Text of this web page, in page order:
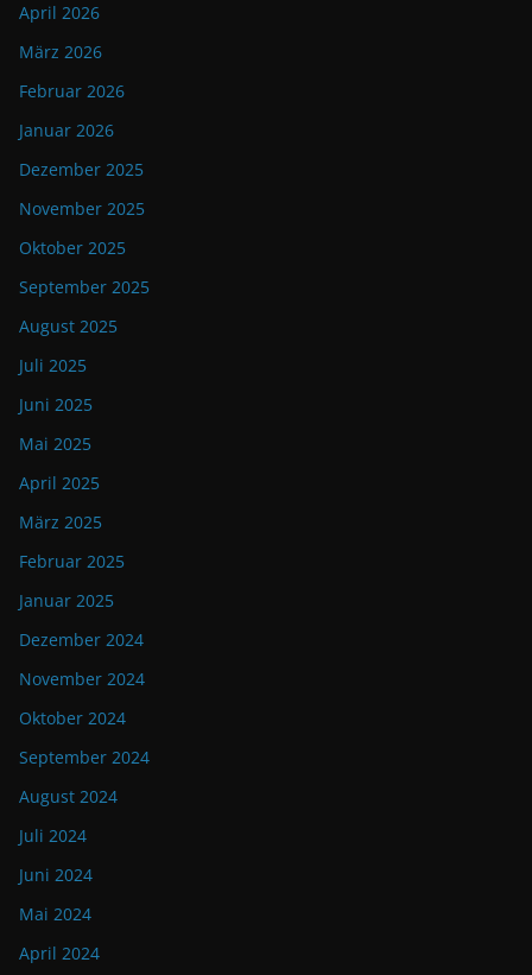
April 2026
März 2026
Februar 2026
Januar 2026
Dezember 2025
November 2025
Oktober 2025
September 2025
August 2025
Juli 2025
Juni 2025
Mai 2025
April 2025
März 2025
Februar 2025
Januar 2025
Dezember 2024
November 2024
Oktober 2024
September 2024
August 2024
Juli 2024
Juni 2024
Mai 2024
April 2024